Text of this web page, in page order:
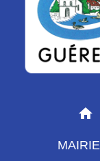
home
MAIRIE